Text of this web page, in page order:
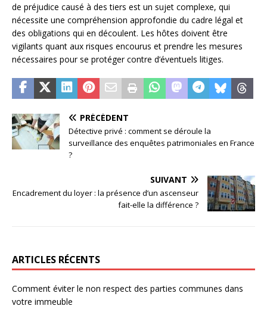
de préjudice causé à des tiers est un sujet complexe, qui
nécessite une compréhension approfondie du cadre légal et
des obligations qui en découlent. Les hôtes doivent être
vigilants quant aux risques encourus et prendre les mesures
nécessaires pour se protéger contre d’éventuels litiges.
PRÉCÉDENT
Détective privé : comment se déroule la
surveillance des enquêtes patrimoniales en France
?
SUIVANT
Encadrement du loyer : la présence d’un ascenseur
fait-elle la différence ?
ARTICLES RÉCENTS
Comment éviter le non respect des parties communes dans
votre immeuble